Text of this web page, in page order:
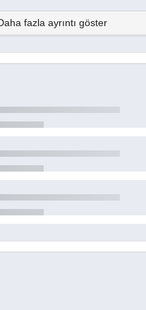
fazla ayrıntı göster